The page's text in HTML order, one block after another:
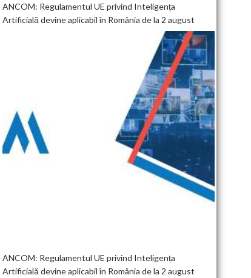
ANCOM: Regulamentul UE privind Inteligența
Artificială devine aplicabil în România de la 2 august
ANCOM: Regulamentul UE privind Inteligența
Artificială devine aplicabil în România de la 2 august